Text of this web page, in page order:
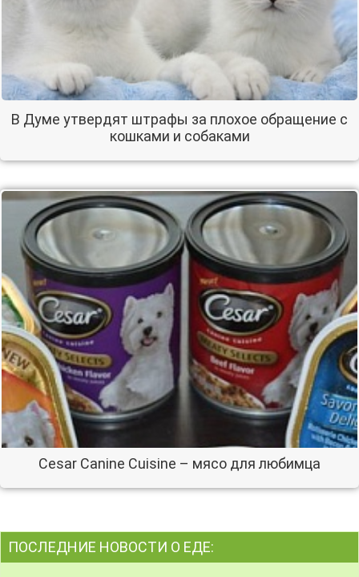
В Думе утвердят штрафы за плохое обращение с
кошками и собаками
Cesar Canine Cuisine – мясо для любимца
ПОСЛЕДНИЕ НОВОСТИ О ЕДЕ: